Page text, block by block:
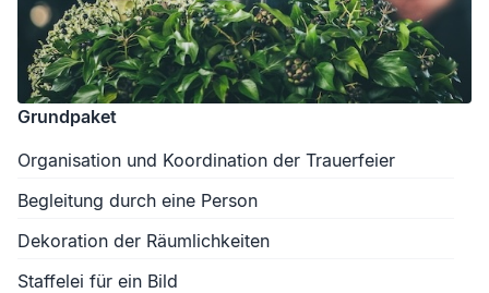
Grundpaket
Organisation und Koordination der Trauerfeier
Begleitung durch eine Person
Dekoration der Räumlichkeiten
Staffelei für ein Bild